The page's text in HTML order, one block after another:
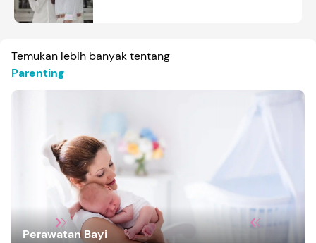
Temukan lebih banyak tentang
Parenting
Perawatan Bayi